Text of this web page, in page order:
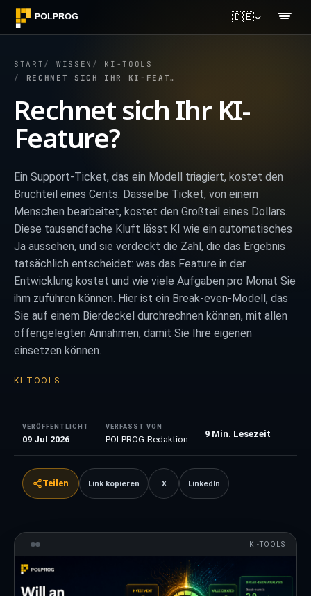
🇩🇪
START WISSEN
KI-TOOLS
RECHNET SICH IHR KI-FEATURE?
Rechnet sich Ihr KI-
Feature?
Ein Support-Ticket, das ein Modell triagiert, kostet den
Bruchteil eines Cents. Dasselbe Ticket, von einem
Menschen bearbeitet, kostet den Großteil eines Dollars.
Diese tausendfache Kluft lässt KI wie ein automatisches
Ja aussehen, und sie verdeckt die Zahl, die das Ergebnis
tatsächlich entscheidet: was das Feature in der
Entwicklung kostet und wie viele Aufgaben pro Monat Sie
ihm zuführen können. Hier ist ein Break-even-Modell, das
Sie auf einem Bierdeckel durchrechnen können, mit allen
offengelegten Annahmen, damit Sie Ihre eigenen
einsetzen können.
KI-TOOLS
VERÖFFENTLICHT
09 Jul 2026
VERFASST VON
POLPROG-Redaktion
9 Min. Lesezeit
Teilen Link kopieren X LinkedIn
KI-TOOLS